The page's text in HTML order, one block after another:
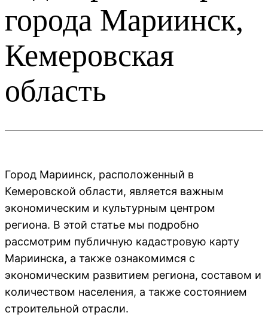
города Мариинск,
Кемеровская
область
Город Мариинск, расположенный в
Кемеровской области, является важным
экономическим и культурным центром
региона. В этой статье мы подробно
рассмотрим публичную кадастровую карту
Мариинска, а также ознакомимся с
экономическим развитием региона, составом и
количеством населения, а также состоянием
строительной отрасли.